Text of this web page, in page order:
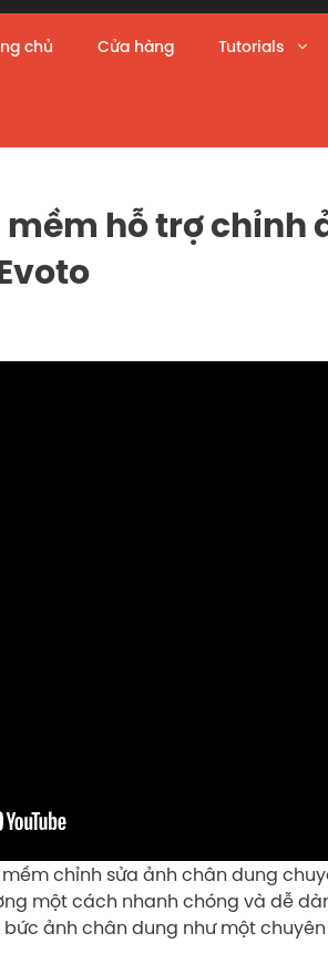
chủ Cửa hàng Tutorials
hỗ trợ chỉnh
chỉnh sửa ảnh chân dung
một cách nhanh chóng và dễ
ảnh chân dung như một